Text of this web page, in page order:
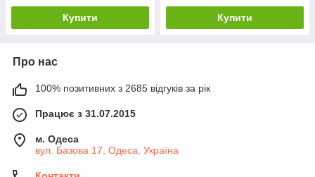
Купити Купити
Про нас
100% позитивних з 2685 відгуків за рік
Працює з 31.07.2015
м. Одеса
вул. Базова 17, Одеса, Україна